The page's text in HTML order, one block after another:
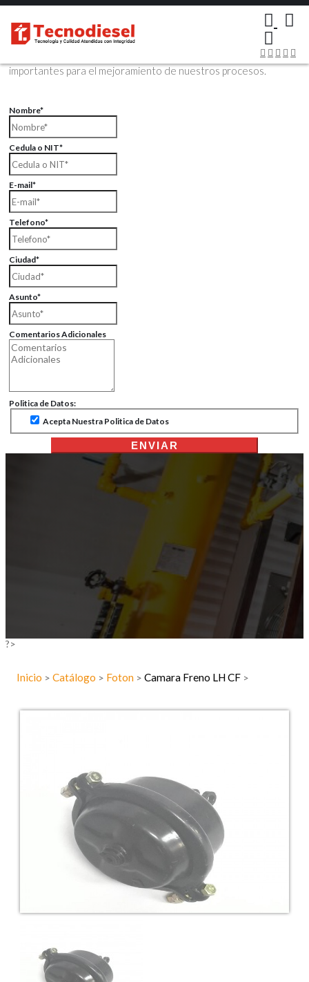
Contáctenos Vía Email
Envíenos sus datos con sus comentarios, sus opiniones son muy
importantes para el mejoramiento de nuestros procesos.
Nombre*
Cedula o NIT*
E-mail*
Telefono*
Ciudad*
Asunto*
Comentarios Adicionales
Politica de Datos:
Acepta Nuestra Politica de Datos
ENVIAR
?>
Inicio > Catálogo > Foton > Camara Freno LH CF >